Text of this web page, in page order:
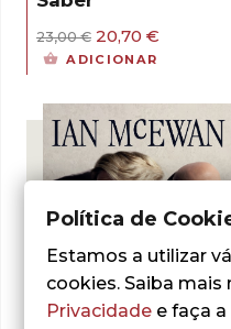
23,00€ O
preço
23,00 €.
20,70 €
20,70 €.
ADICIONAR
Política de
Estamos a utilizar
cookies. Saiba mais
Privacidade e faça a